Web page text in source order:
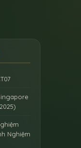
Nghiệm